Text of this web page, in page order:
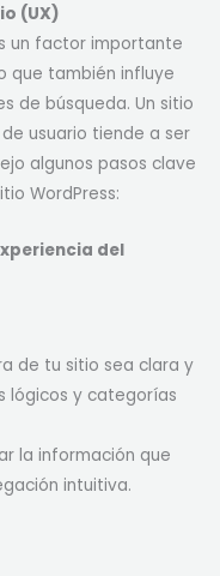
(UX)
un factor importante
que también influye
de búsqueda. Un sitio
usuario tiende a ser
algunos pasos clave
WordPress:
del
de tu sitio sea clara y
lógicos y categorías
la información que
intuitiva.